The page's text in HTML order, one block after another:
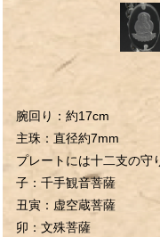
腕回り：約17cm
主珠：直径約7mm
プレートには十二支の守
子：千手観音菩薩
丑寅：虚空蔵菩薩
卯：文殊菩薩